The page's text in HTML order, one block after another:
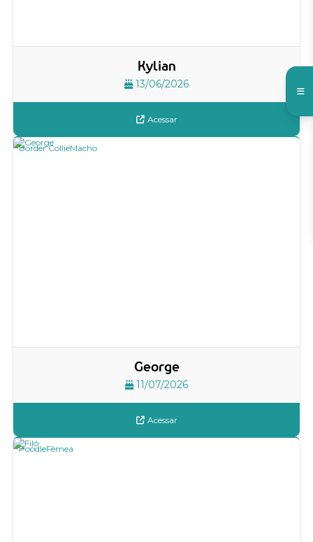
Kylian
13/06/2026
Acessar
George
11/07/2026
Border CollieMacho
Acessar
PoodleFêmea